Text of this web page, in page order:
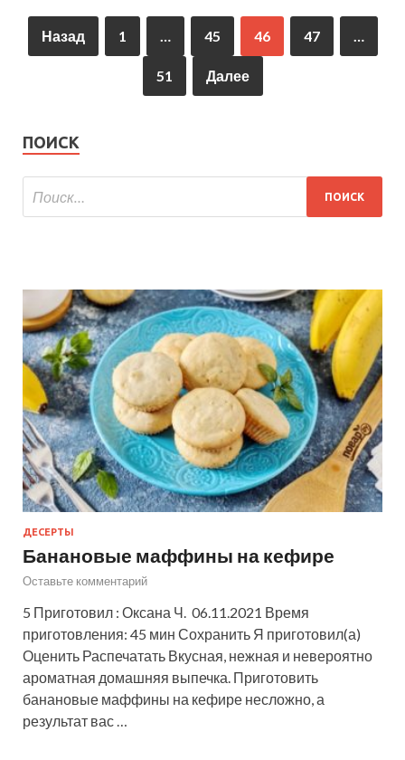
Назад 1 … 45 46 47 …
51 Далее
ПОИСК
ДЕСЕРТЫ
Банановые маффины на кефире
Оставьте комментарий
5 Приготовил : Оксана Ч. 06.11.2021 Время
приготовления: 45 мин Сохранить Я приготовил(а)
Оценить Распечатать Вкусная, нежная и невероятно
ароматная домашняя выпечка. Приготовить
банановые маффины на кефире несложно, а
результат вас …